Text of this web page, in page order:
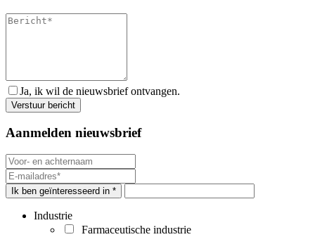
Ja, ik wil de nieuwsbrief ontvangen.
Aanmelden nieuwsbrief
Ik ben geïnteresseerd in *
Industrie
Farmaceutische industrie